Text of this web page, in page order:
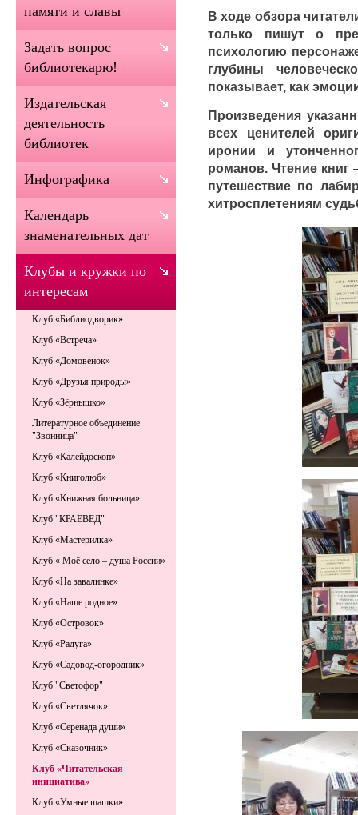
В ходе обзора
только пишут о
психологию
глубины
показывает, как
Произведения
всех ценителей
иронии и
романов. Чтение книг
путешествие по
хитросплетениям
памяти и славы
Задать вопрос
библиотекарю!
Издательская
деятельность
библиотек
Инфографика
Календарь
знаменательных дат
Клубы и кружки по
интересам
Клуб «Библиодворик»
Клуб «Встреча»
Клуб «Домовёнок»
Клуб «Друзья природы»
Клуб «Зёрнышко»
Литературное объединение
"Звонница"
Клуб «Калейдоскоп»
Клуб «Книголюб»
Клуб «Книжная больница»
Клуб "КРАЕВЕД"
Клуб «Мастерилка»
Клуб « Моё село – душа России»
Клуб «На завалинке»
Клуб «Наше родное»
Клуб «Островок»
Клуб «Радуга»
Клуб «Садовод-огородник»
Клуб "Светофор"
Клуб «Светлячок»
Клуб «Серенада души»
Клуб «Сказочник»
Клуб «Читательская
инициатива»
Клуб «Умные шашки»